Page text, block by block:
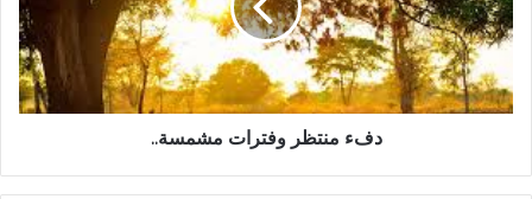
دفء منتظر وفترات مشمسة..